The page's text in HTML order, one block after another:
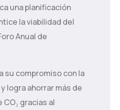
una planificación
la viabilidad del
Anual de
su compromiso con la
logra ahorrar más de
gracias al